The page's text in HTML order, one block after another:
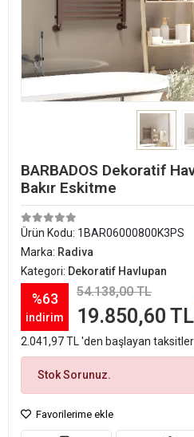
BARBADOS Dekoratif
Bakır Eskitme
Ürün Kodu: 1BAR06000800K3PS
Marka: Radiva
Kategori: Dekoratif Havlupan
%63
indirim
54.138,00 TL
19.850,60 TL
2.041,97 TL 'den başlayan
Stok Sorunuz.
Favorilerime ekle